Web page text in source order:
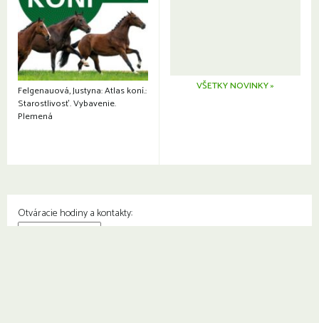
Felgenauová, Justyna: Atlas koní.:
Starostlivosť. Vybavenie.
Plemená
VŠETKY NOVINKY »
Otváracie hodiny a kontakty: